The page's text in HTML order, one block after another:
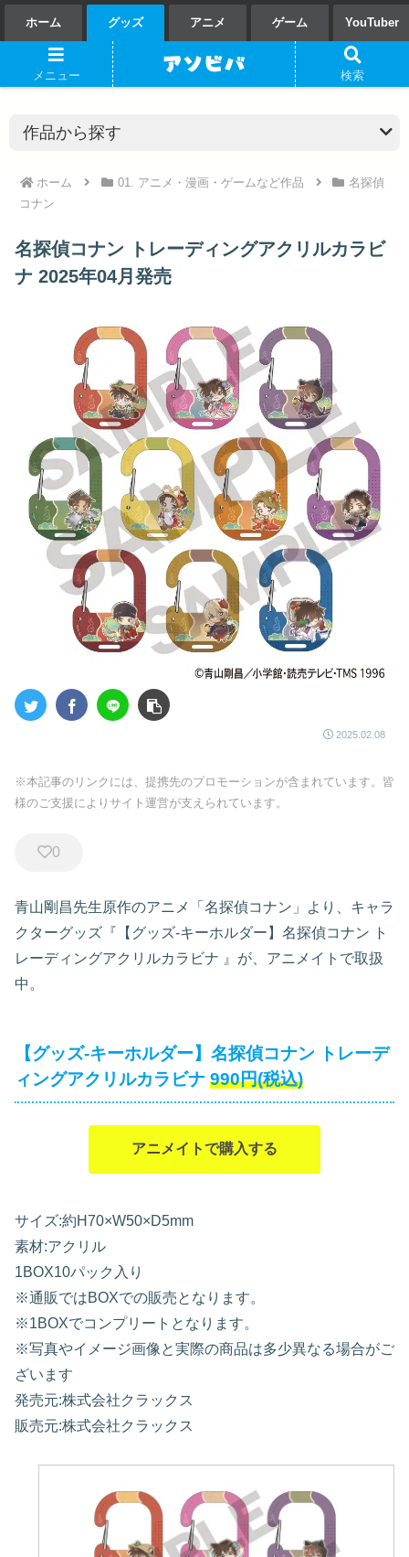
ホーム グッズ アニメ ゲーム YouTuber
ホーム 01. アニメ・漫画・ゲームなど作品
名探偵
コナン
名探偵コナン トレーディングアクリルカラビ
ナ 2025年04月発売
2025.02.08
※本記事のリンクには、提携先のプロモーションが含まれています。皆
様のご支援によりサイト運営が支えられています。
0
青山剛昌先生原作のアニメ「名探偵コナン」より、キャラ
クターグッズ『【グッズ-キーホルダー】名探偵コナン ト
レーディングアクリルカラビナ 』が、アニメイトで取扱
中。
【グッズ-キーホルダー】名探偵コナン トレーデ
ィングアクリルカラビナ 990円(税込)
アニメイトで購入する
サイズ:約H70×W50×D5mm
素材:アクリル
1BOX10パック入り
※通販ではBOXでの販売となります。
※1BOXでコンプリートとなります。
※写真やイメージ画像と実際の商品は多少異なる場合がご
ざいます
発売元:株式会社クラックス
販売元:株式会社クラックス
メニュー 検索